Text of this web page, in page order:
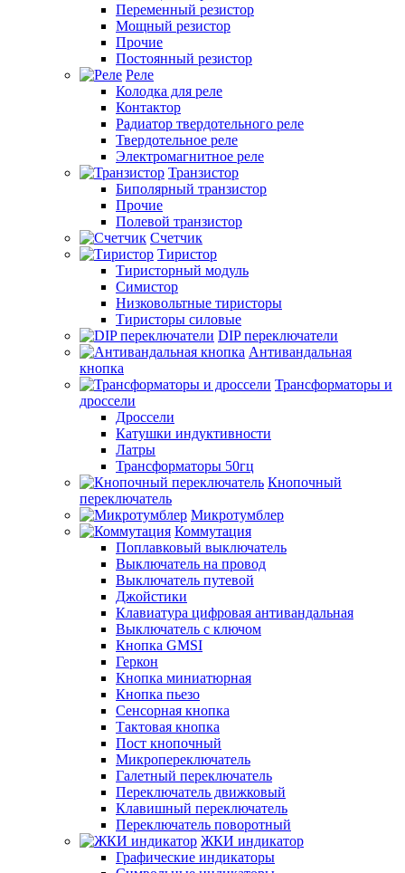
Переменный резистор
Мощный резистор
Прочие
Постоянный резистор
Реле
Колодка для реле
Контактор
Радиатор твердотельного реле
Твердотельное реле
Электромагнитное реле
Транзистор
Биполярный транзистор
Прочие
Полевой транзистор
Счетчик
Тиристор
Тиристорный модуль
Симистор
Низковольтные тиристоры
Тиристоры силовые
DIP переключатели
Антивандальная
кнопка
Трансформаторы и
дроссели
Дроссели
Катушки индуктивности
Латры
Трансформаторы 50гц
Кнопочный
переключатель
Микротумблер
Коммутация
Поплавковый выключатель
Выключатель на провод
Выключатель путевой
Джойстики
Клавиатура цифровая антивандальная
Выключатель с ключом
Кнопка GMSI
Геркон
Кнопка миниатюрная
Кнопка пьезо
Сенсорная кнопка
Тактовая кнопка
Пост кнопочный
Микропереключатель
Галетный переключатель
Переключатель движковый
Клавишный переключатель
Переключатель поворотный
ЖКИ индикатор
Графические индикаторы